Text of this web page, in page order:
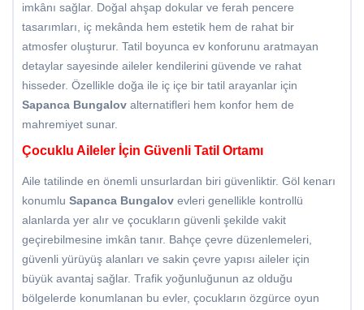
imkânı sağlar. Doğal ahşap dokular ve ferah pencere
tasarımları, iç mekânda hem estetik hem de rahat bir
atmosfer oluşturur. Tatil boyunca ev konforunu aratmayan
detaylar sayesinde aileler kendilerini güvende ve rahat
hisseder. Özellikle doğa ile iç içe bir tatil arayanlar için
Sapanca Bungalov alternatifleri hem konfor hem de
mahremiyet sunar.
Çocuklu Aileler İçin Güvenli Tatil Ortamı
Aile tatilinde en önemli unsurlardan biri güvenliktir. Göl kenarı
konumlu Sapanca Bungalov evleri genellikle kontrollü
alanlarda yer alır ve çocukların güvenli şekilde vakit
geçirebilmesine imkân tanır. Bahçe çevre düzenlemeleri,
güvenli yürüyüş alanları ve sakin çevre yapısı aileler için
büyük avantaj sağlar. Trafik yoğunluğunun az olduğu
bölgelerde konumlanan bu evler, çocukların özgürce oyun